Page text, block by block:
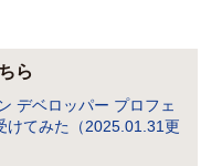
ら
デベロッパー プロフェ
けてみた（2025.01.31更